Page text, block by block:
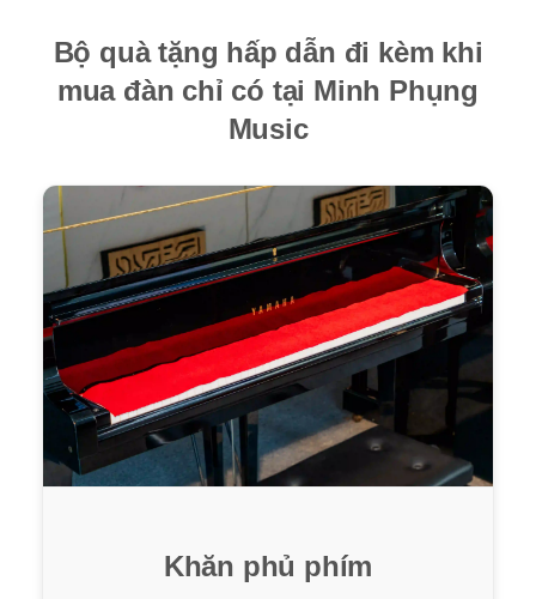
Bộ quà tặng hấp dẫn đi kèm khi
mua đàn chỉ có tại Minh Phụng
Music
Khăn phủ phím